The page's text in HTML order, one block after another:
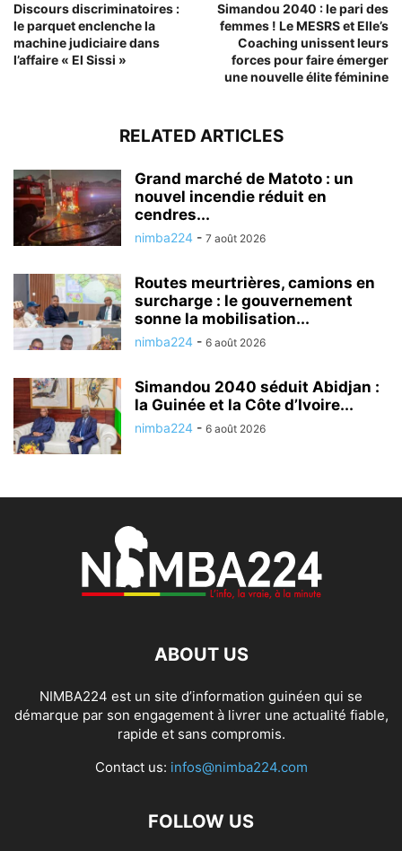
Discours discriminatoires :
le parquet enclenche la
machine judiciaire dans
l’affaire « El Sissi »
Simandou 2040 : le pari des
femmes ! Le MESRS et Elle’s
Coaching unissent leurs
forces pour faire émerger
une nouvelle élite féminine
RELATED ARTICLES
Grand marché de Matoto : un
nouvel incendie réduit en
cendres...
nimba224 - 7 août 2026
Routes meurtrières, camions en
surcharge : le gouvernement
sonne la mobilisation...
nimba224 - 6 août 2026
Simandou 2040 séduit Abidjan :
la Guinée et la Côte d’Ivoire...
nimba224 - 6 août 2026
ABOUT US
NIMBA224 est un site d’information guinéen qui se
démarque par son engagement à livrer une actualité fiable,
rapide et sans compromis.
Contact us: infos@nimba224.com
FOLLOW US